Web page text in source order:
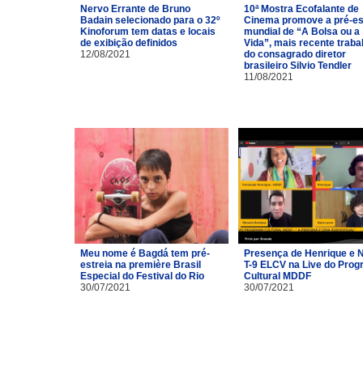
Nervo Errante de Bruno
Badain selecionado para o 32º
Kinoforum tem datas e locais
de exibição definidos
12/08/2021
10ª Mostra Ecofalante de
Cinema promove a pré-
mundial de “A Bolsa ou a
Vida”, mais recente
do consagrado diretor
brasileiro Silvio Tendler
11/08/2021
Meu nome é Bagdá tem pré-
estreia na première Brasil
Especial do Festival do Rio
30/07/2021
Presença de Henrique e
T-9 ELCV na Live do
Cultural MDDF
30/07/2021